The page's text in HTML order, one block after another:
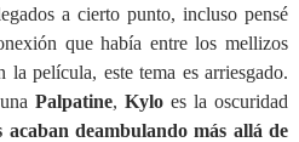
a cierto punto, incluso pensé
que había entre los mellizos
la película, este tema es arriesgado.
unaPalpatine,Kyloes la oscuridad
acaban deambulando más allá de